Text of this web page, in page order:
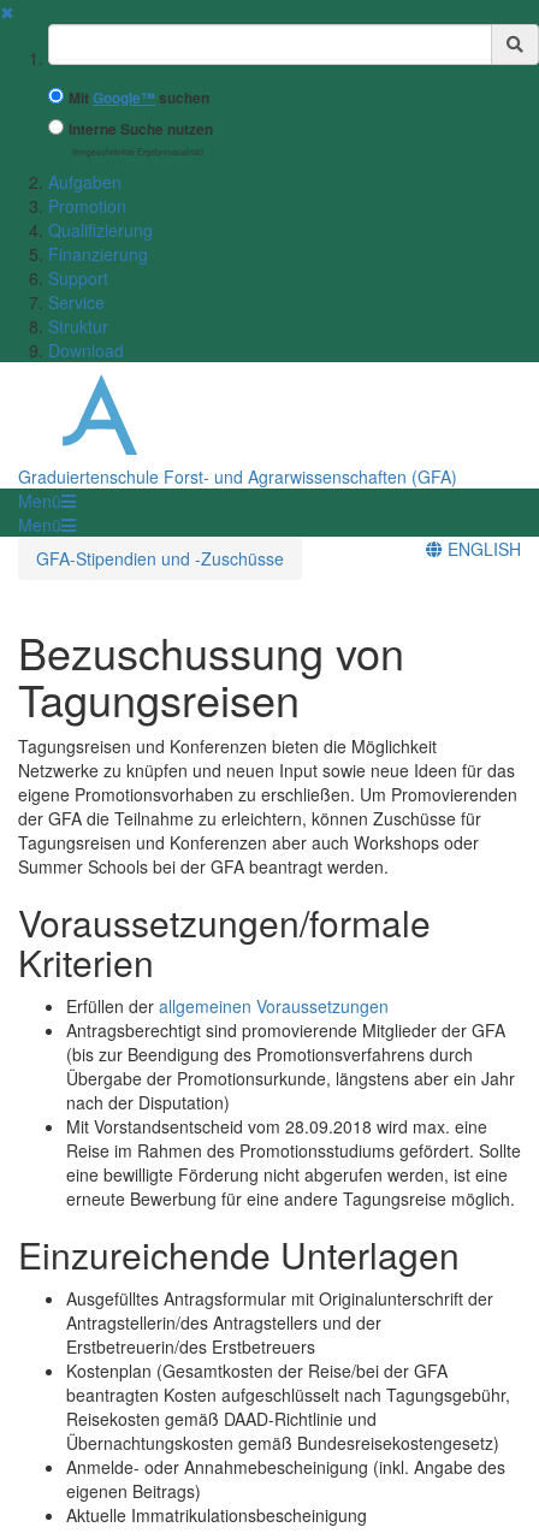
✖
Suchbegriff
MitGoogle™ suchen
Interne Suche nutzen
(eingeschränkte Ergebnisqualität)
Aufgaben
Promotion
Qualifizierung
Finanzierung
Support
Service
Struktur
Download
Graduiertenschule Forst- und Agrarwissenschaften (GFA)
Menü
Menü
GFA-Stipendien und -Zuschüsse
ENGLISH
Bezuschussung von
Tagungsreisen
Tagungsreisen und Konferenzen bieten die Möglichkeit
Netzwerke zu knüpfen und neuen Input sowie neue Ideen für das
eigene Promotionsvorhaben zu erschließen. Um Promovierenden
der GFA die Teilnahme zu erleichtern, können Zuschüsse für
Tagungsreisen und Konferenzen aber auch Workshops oder
Summer Schools bei der GFA beantragt werden.
Voraussetzungen/formale
Kriterien
Erfüllen der allgemeinen Voraussetzungen
Antragsberechtigt sind promovierende Mitglieder der GFA
(bis zur Beendigung des Promotionsverfahrens durch
Übergabe der Promotionsurkunde, längstens aber ein Jahr
nach der Disputation)
Mit Vorstandsentscheid vom 28.09.2018 wird max. eine
Reise im Rahmen des Promotionsstudiums gefördert. Sollte
eine bewilligte Förderung nicht abgerufen werden, ist eine
erneute Bewerbung für eine andere Tagungsreise möglich.
Einzureichende Unterlagen
Ausgefülltes Antragsformular mit Originalunterschrift der
Antragstellerin/des Antragstellers und der
Erstbetreuerin/des Erstbetreuers
Kostenplan (Gesamtkosten der Reise/bei der GFA
beantragten Kosten aufgeschlüsselt nach Tagungsgebühr,
Reisekosten gemäß DAAD-Richtlinie und
Übernachtungskosten gemäß Bundesreisekostengesetz)
Anmelde- oder Annahmebescheinigung (inkl. Angabe des
eigenen Beitrags)
Aktuelle Immatrikulationsbescheinigung